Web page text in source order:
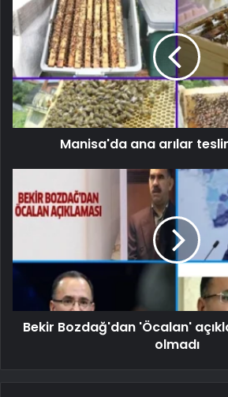
Manisa'da ana arılar
Bekir Bozdağ'dan 'Öcalan'
olmadı